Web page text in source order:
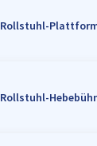
Rollstuhl-
Rollstuhl-